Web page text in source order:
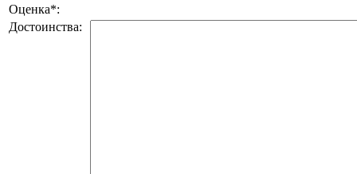
Оценка*:
Достоинства: